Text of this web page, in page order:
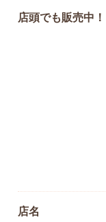
店頭でも販売中！
店名